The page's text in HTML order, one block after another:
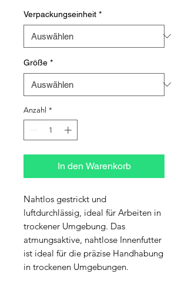
Verpackungseinheit *
Größe *
Anzahl *
In den Warenkorb
Nahtlos gestrickt und
luftdurchlässig, ideal für Arbeiten in
trockener Umgebung. Das
atmungsaktive, nahtlose Innenfutter
ist ideal für die präzise Handhabung
in trockenen Umgebungen.